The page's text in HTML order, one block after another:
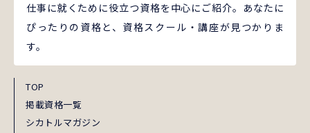
仕事に就くために役立つ資格を中心にご紹介。あなたに
ぴったりの資格と、資格スクール・講座が見つかりま
す。
TOP
掲載資格一覧
シカトルマガジン